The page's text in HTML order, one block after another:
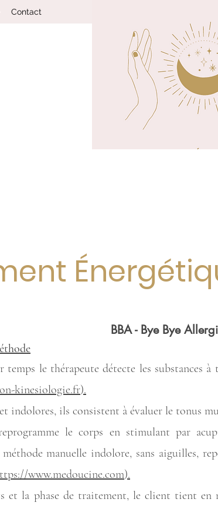
Contact
BBA - Bye Bye
temps le thérapeute détecte les substances
kinesiologie.fr).
indolores, ils consistent à évaluer le tonus
le corps en stimulant par
méthode manuelle indolore, sans aiguilles,
www.medoucine.com).
et la phase de traitement, le client tient en